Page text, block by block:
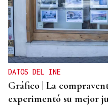
DATOS DEL INE
Gráfico | La
experimentó su mejor